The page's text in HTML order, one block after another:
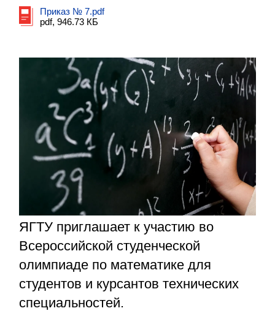
ЯГТУ приглашает к участию во
Всероссийской студенческой
олимпиаде по математике для
студентов и курсантов технических
специальностей.
Приказ № 7.pdf
pdf, 946.73 КБ